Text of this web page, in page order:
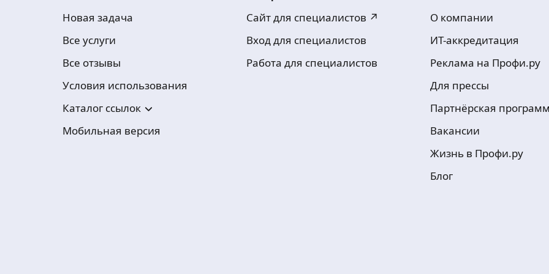
Новая задача
Все услуги
Все отзывы
Условия использования
Каталог ссылок
Мобильная версия
Сайт для специалистов ↗
Вход для специалистов
Работа для специалистов
О компании
ИТ-аккредитация
Реклама на Профи.ру
Для прессы
Партнёрская
Вакансии
Жизнь в Профи.ру
Блог